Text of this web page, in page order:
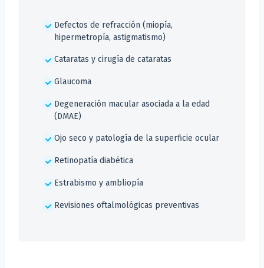
Defectos de refracción (miopía,
hipermetropía, astigmatismo)
Cataratas y cirugía de cataratas
Glaucoma
Degeneración macular asociada a la edad
(DMAE)
Ojo seco y patología de la superficie ocular
Retinopatía diabética
Estrabismo y ambliopía
Revisiones oftalmológicas preventivas